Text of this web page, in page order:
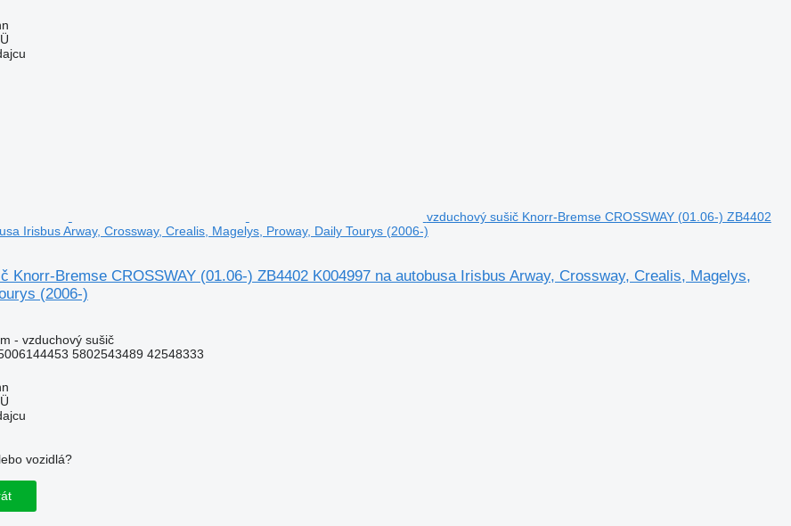
vzduchový sušič Knorr-Bremse CROSSWAY (01.06-) ZB4402
Irisbus Arway, Crossway, Crealis, Magelys, Proway, Daily Tourys (2006-)
Knorr-Bremse CROSSWAY (01.06-) ZB4402 K004997 na autobusa Irisbus Arway, Crossway, Crealis, Magelys,
(2006-)
- vzduchový sušič
5802543489 42548333
vozidlá?